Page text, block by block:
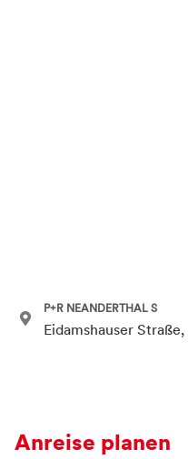
P+R NEANDERTHAL S
Eidamshauser
Anreise planen